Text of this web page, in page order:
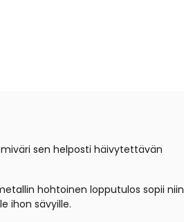
sen helposti häivytettävän
hohtoinen lopputulos sopii niin
ihon sävyille.